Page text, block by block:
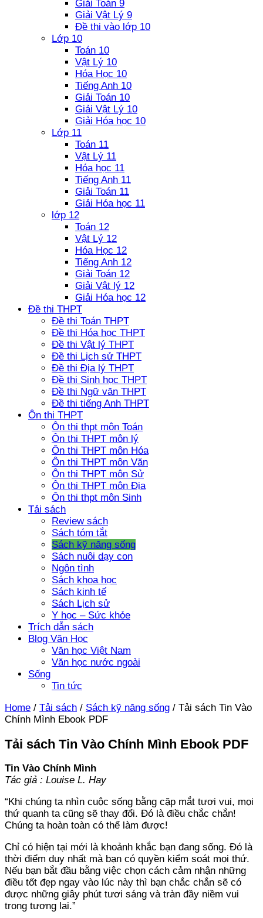
Giải Toán 9
Giải Vật Lý 9
Đề thi vào lớp 10
Lớp 10
Toán 10
Vật Lý 10
Hóa Học 10
Tiếng Anh 10
Giải Toán 10
Giải Vật Lý 10
Giải Hóa học 10
Lớp 11
Toán 11
Vật Lý 11
Hóa học 11
Tiếng Anh 11
Giải Toán 11
Giải Hóa học 11
lớp 12
Toán 12
Vật Lý 12
Hóa Học 12
Tiếng Anh 12
Giải Toán 12
Giải Vật lý 12
Giải Hóa học 12
Đề thi THPT
Đề thi Toán THPT
Đề thi Hóa học THPT
Đề thi Vật lý THPT
Đề thi Lịch sử THPT
Đề thi Địa lý THPT
Đề thi Sinh học THPT
Đề thi Ngữ văn THPT
Đề thi tiếng Anh THPT
Ôn thi THPT
Ôn thi thpt môn Toán
Ôn thi THPT môn lý
Ôn thi THPT môn Hóa
Ôn thi THPT môn Văn
Ôn thi THPT môn Sử
Ôn thi THPT môn Địa
Ôn thi thpt môn Sinh
Tải sách
Review sách
Sách tóm tắt
Sách kỹ năng sống
Sách nuôi dạy con
Ngôn tình
Sách khoa học
Sách kinh tế
Sách Lịch sử
Y học – Sức khỏe
Trích dẫn sách
Blog Văn Học
Văn học Việt Nam
Văn học nước ngoài
Sống
Tin tức
Home / Tải sách / Sách kỹ năng sống / Tải sách Tin Vào
Chính Mình Ebook PDF
Tải sách Tin Vào Chính Mình Ebook PDF
Tin Vào Chính Mình
Tác giả : Louise L. Hay
“Khi chúng ta nhìn cuộc sống bằng cặp mắt tươi vui, mọi
thứ quanh ta cũng sẽ thay đổi. Đó là điều chắc chắn!
Chúng ta hoàn toàn có thể làm được!
Chỉ có hiện tại mới là khoảnh khắc bạn đang sống. Đó là
thời điểm duy nhất mà bạn có quyền kiểm soát mọi thứ.
Nếu bạn bắt đầu bằng việc chọn cách cảm nhận những
điều tốt đẹp ngay vào lúc này thì bạn chắc chắn sẽ có
được những giây phút tươi sáng và tràn đầy niềm vui
trong tương lai.”